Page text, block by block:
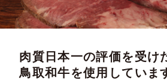
肉質日本一の評価を受け
鳥取和牛を使用していま